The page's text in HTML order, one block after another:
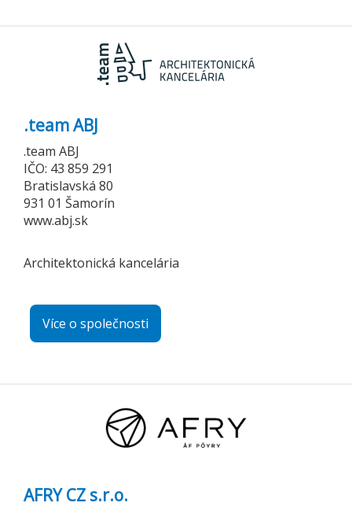
.team ABJ
.team ABJ
IČO: 43 859 291
Bratislavská 80
931 01 Šamorín
www.abj.sk
Architektonická kancelária
Více o společnosti
AFRY CZ s.r.o.